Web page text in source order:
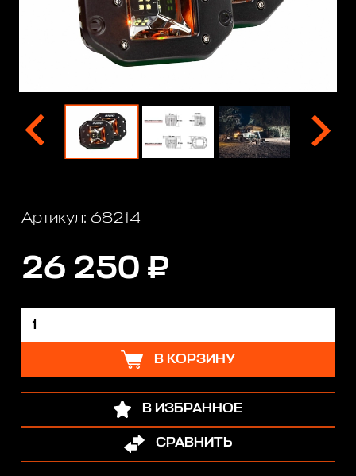
Артикул: 68214
26 250 ₽
В КОРЗИНУ
В ИЗБРАННОЕ
СРАВНИТЬ